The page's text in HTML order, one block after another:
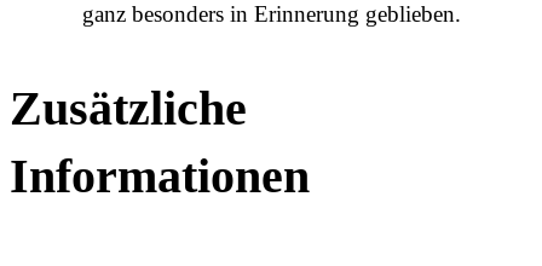
ganz besonders in Erinnerung geblieben.
Zusätzliche
Informationen